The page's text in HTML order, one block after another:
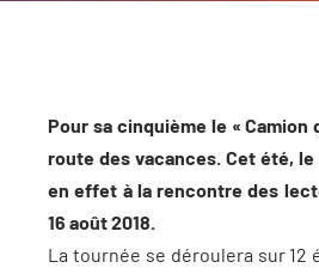
Pour sa cinquième le « Camion
route des vacances. Cet été,
en effet à la rencontre des
16 août 2018.
La tournée se déroulera sur 12